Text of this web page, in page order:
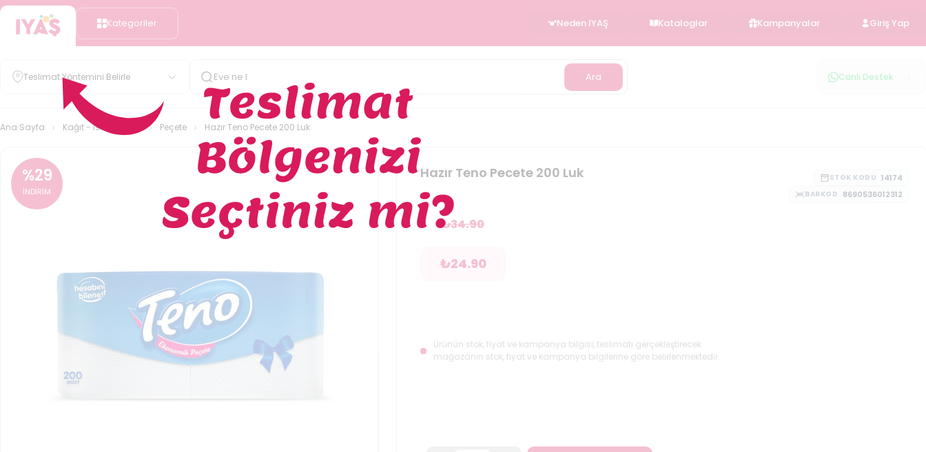
Kategoriler Neden IYAŞ Kataloglar Kampanyalar Giriş Yap
Teslimat Yöntemini Belirle Ara Canlı Destek
Ana Sayfa Kağıt - Islak Mendil Peçete Hazır Teno Pecete 200 Luk
%29
İNDİRİM
Hazır Teno Pecete 200 Luk STOK KODU 14174
BARKOD 8690536012312
₺34.90
₺24.90
Ürünün stok, fiyat ve kampanya bilgisi, teslimatı gerçekleştirecek
mağazanın stok, fiyat ve kampanya bilgilerine göre belirlenmektedir.